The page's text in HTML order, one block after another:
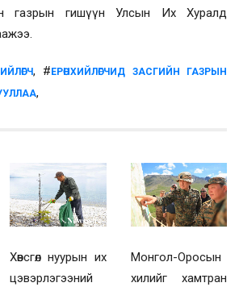
газрын гишүүн Улсын Их Хуралд
, #ЕРӨНХИЙЛӨГЧИД ЗАСГИЙН ГАЗРЫН
,
Хөвсгөл нуурын их
цэвэрлэгээний
Монгол-Оросын
хилийг хамтран